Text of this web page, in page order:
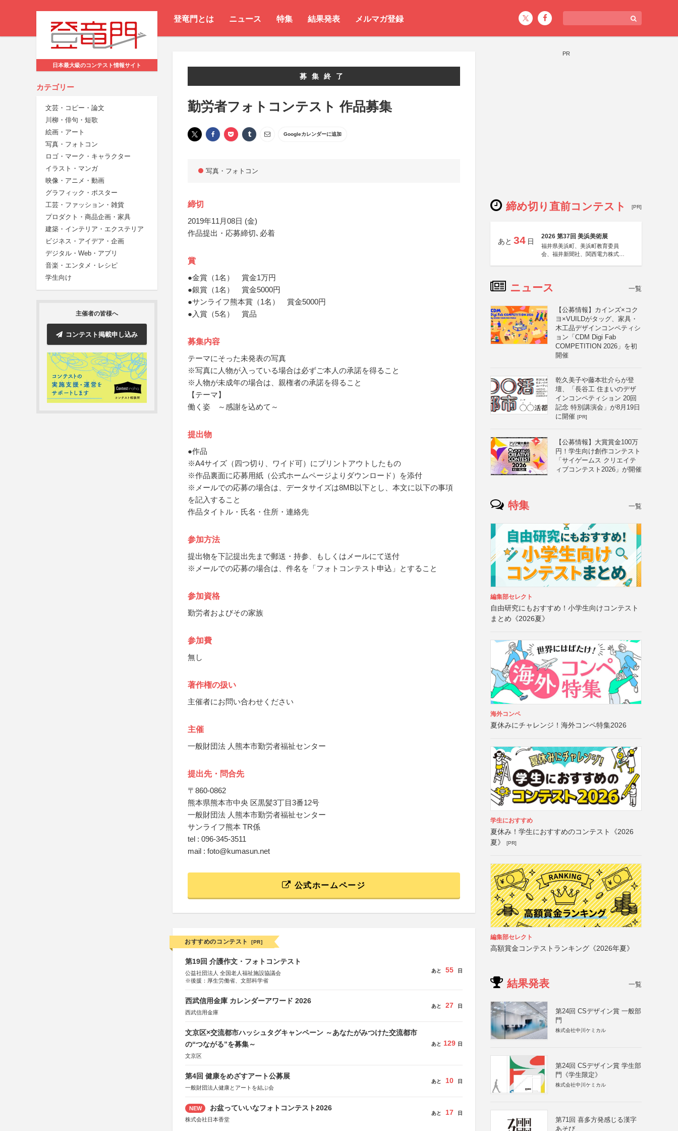
登竜門とは ニュース 特集 結果発表 メルマガ登録
日本最大級のコンテスト情報サイト
カテゴリー
文芸・コピー・論文
川柳・俳句・短歌
絵画・アート
写真・フォトコン
ロゴ・マーク・キャラクター
イラスト・マンガ
映像・アニメ・動画
グラフィック・ポスター
工芸・ファッション・雑貨
プロダクト・商品企画・家具
建築・インテリア・エクステリア
ビジネス・アイデア・企画
デジタル・Web・アプリ
音楽・エンタメ・レシピ
学生向け
主催者の皆様へ
コンテスト掲載申し込み
募集終了
勤労者フォトコンテスト 作品募集
Googleカレンダーに追加
写真・フォトコン
締切
2019年11月08日 (金)
作品提出・応募締切､必着
賞
●金賞（1名） 賞金1万円
●銀賞（1名） 賞金5000円
●サンライフ熊本賞（1名） 賞金5000円
●入賞（5名） 賞品
募集内容
テーマにそった未発表の写真
※写真に人物が入っている場合は必ずご本人の承諾を得ること
※人物が未成年の場合は、親権者の承諾を得ること
【テーマ】
働く姿 ～感謝を込めて～
提出物
●作品
※A4サイズ（四つ切り、ワイド可）にプリントアウトしたもの
※作品裏面に応募用紙（公式ホームページよりダウンロード）を添付
※メールでの応募の場合は、データサイズは8MB以下とし、本文に以下の事項
を記入すること
作品タイトル・氏名・住所・連絡先
参加方法
提出物を下記提出先まで郵送・持参、もしくはメールにて送付
※メールでの応募の場合は、件名を「フォトコンテスト申込」とすること
参加資格
勤労者およびその家族
参加費
無し
著作権の扱い
主催者にお問い合わせください
主催
一般財団法 人熊本市勤労者福祉センター
提出先・問合先
〒860-0862
熊本県熊本市中央 区黒髪3丁目3番12号
一般財団法 人熊本市勤労者福祉センター
サンライフ熊本 TR係
tel : 096-345-3511
mail : foto@kumasun.net
公式ホームページ
おすすめのコンテスト [PR]
第19回 介護作文・フォトコンテスト
公益社団法人 全国老人福祉施設協議会
※後援：厚生労働省、文部科学省
あと 55 日
西武信用金庫 カレンダーアワード 2026
西武信用金庫
あと 27 日
文京区×交流都市ハッシュタグキャンペーン ～あなたがみつけた交流都市
の“つながる”を募集～
文京区
あと 129 日
第4回 健康をめざすアート公募展
一般財団法人健康とアートを結ぶ会
あと 10 日
NEW お盆っていいなフォトコンテスト2026
株式会社日本香堂
あと 17 日
PR
締め切り直前コンテスト [PR]
あと 34 日
2026 第37回 美浜美術展
福井県美浜町、美浜町教育委員
会、福井新聞社、関西電力株式会
ニュース 一覧
【公募情報】カインズ×コク
ヨ×VUILDがタッグ、家具・
木工品デザインコンペティシ
ョン「CDM Digi Fab
COMPETITION 2026」を初
開催
乾久美子や藤本壮介らが登
壇、「長谷工 住まいのデザ
インコンペティション 20回
記念 特別講演会」が8月19日
に開催 [PR]
【公募情報】大賞賞金100万
円！学生向け創作コンテスト
「サイゲームス クリエイテ
ィブコンテスト2026」が開催
特集 一覧
編集部セレクト
自由研究にもおすすめ！小学生向けコンテスト
まとめ《2026夏》
海外コンペ
夏休みにチャレンジ！海外コンペ特集2026
学生におすすめ
夏休み！学生におすすめのコンテスト《2026
夏》
[PR]
編集部セレクト
高額賞金コンテストランキング《2026年夏》
結果発表 一覧
第24回 CSデザイン賞 一般部
門
株式会社中川ケミカル
第24回 CSデザイン賞 学生部
門《学生限定》
株式会社中川ケミカル
第71回 喜多方発感じる漢字
あそび